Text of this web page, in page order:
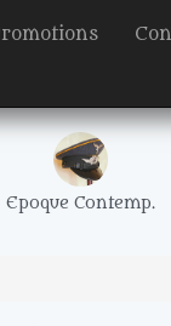
Epoque Contemp.